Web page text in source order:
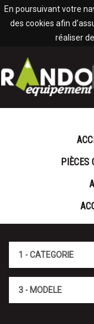
En poursuivant votre
des cookies afin
réaliser
PIÈCES
Panneau de gestion des